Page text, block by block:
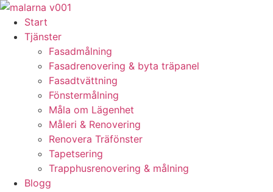
Skip
content
Start
Tjänster
Fasadmålning
Fasadrenovering & byta träpanel
Fasadtvättning
Fönstermålning
Måla om Lägenhet
Måleri & Renovering
Renovera Träfönster
Tapetsering
Trapphusrenovering & målning
Blogg